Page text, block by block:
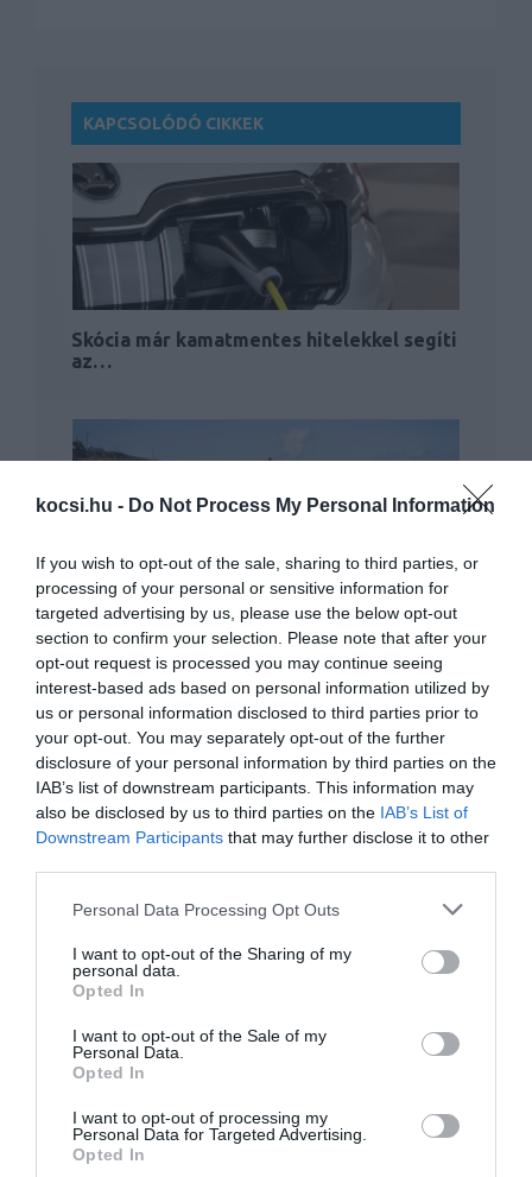
kocsi.hu - Do Not Process My Personal Information
If you wish to opt-out of the sale, sharing to third parties, or
processing of your personal or sensitive information for
targeted advertising by us, please use the below opt-out
section to confirm your selection. Please note that after your
opt-out request is processed you may continue seeing
interest-based ads based on personal information utilized by
us or personal information disclosed to third parties prior to
your opt-out. You may separately opt-out of the further
disclosure of your personal information by third parties on the
IAB’s list of downstream participants. This information may
also be disclosed by us to third parties on the IAB’s List of
Downstream Participants that may further disclose it to other
Please note that this website/app uses one or more Google
not limited to your visit or usage behaviour. You may click to
grant or deny consent to Google and its third-party tags to
use your data for below specified purposes in below Google
consent section.
Personal Data Processing Opt Outs
I want to opt-out of the Sharing of my
personal data.
Opted In
I want to opt-out of the Sale of my
Personal Data.
Opted In
I want to opt-out of processing my
Personal Data for Targeted Advertising.
Opted In
KAPCSOLÓDÓ CIKKEK
Skócia már kamatmentes hitelekkel segíti
az…
Elektromos közlekedésre áll át egy görög
sziget, még…
Még nagyobb elektromos Hyundai jöhet –
Staria EV?
Elektromos autó klasszikus köntösben